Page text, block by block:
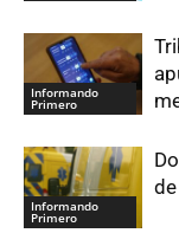
Informando
Primero
Informando
Primero